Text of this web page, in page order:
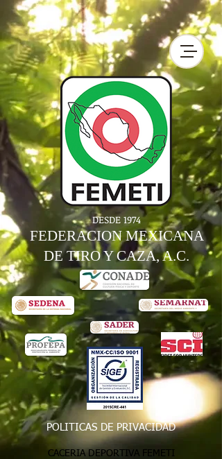
FEDERACION MEXICANA
DE TIRO Y CAZA, A.C.
DESDE 1974
POLITICAS DE PRIVACIDAD
CACERIA DEPORTIVA FEMETI